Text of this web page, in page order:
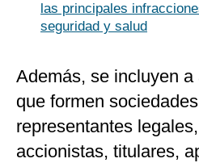
las principales
seguridad y salud
Además, se incluyen
que formen
representantes
accionistas, titulares,